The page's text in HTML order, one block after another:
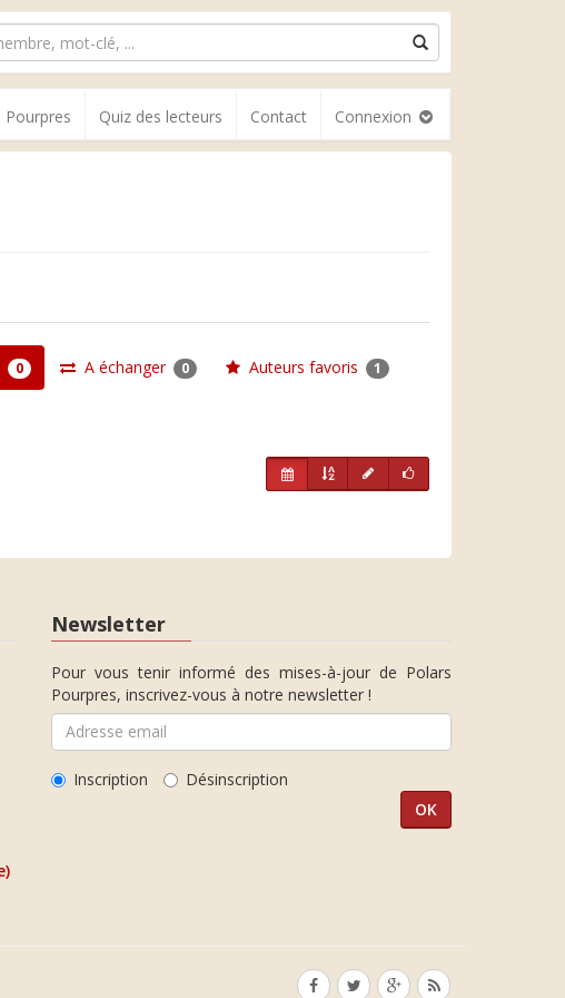
Pourpres Quiz des lecteurs Contact Connexion
0 A échanger 0 Auteurs favoris 1
Newsletter
Pour vous tenir informé des mises-à-jour de Polars
Pourpres, inscrivez-vous à notre newsletter !
Inscription Désinscription